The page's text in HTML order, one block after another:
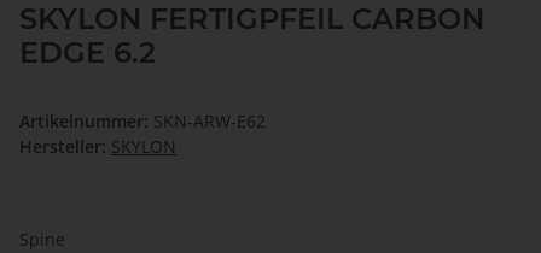
SKYLON FERTIGPFEIL CARBON
EDGE 6.2
Artikelnummer: SKN-ARW-E62
Hersteller: SKYLON
Spine